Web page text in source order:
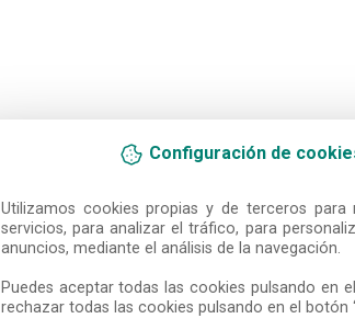
Configuración de
Utilizamos cookies propias y de terceros para
servicios, para analizar el tráfico, para
anuncios, mediante el análisis de la navegación.
Puedes aceptar todas las cookies pulsando en
rechazar todas las cookies pulsando en el botón